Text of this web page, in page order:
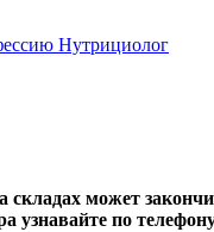
Нутрициолог
складах может
узнавайте по